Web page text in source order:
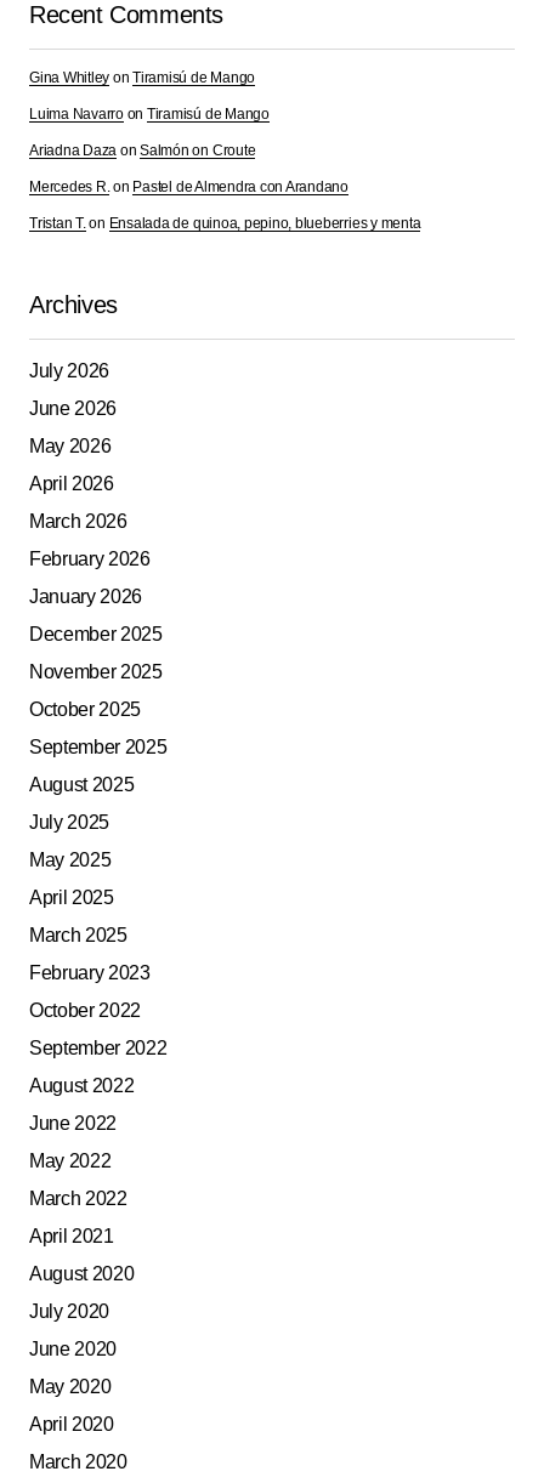
Recent Comments
Gina Whitley onTiramisú de Mango
Luima Navarroon Tiramisú de Mango
Ariadna Daza onSalmón on Croute
Mercedes R.on Pastel de Almendra con Arandano
Tristan T.on Ensalada de quinoa, pepino, blueberries y menta
Archives
July 2026
June 2026
May 2026
April 2026
March 2026
February 2026
January 2026
December 2025
November 2025
October 2025
September 2025
August 2025
July 2025
May 2025
April 2025
March 2025
February 2023
October 2022
September 2022
August 2022
June 2022
May 2022
March 2022
April 2021
August 2020
July 2020
June 2020
May 2020
April 2020
March 2020